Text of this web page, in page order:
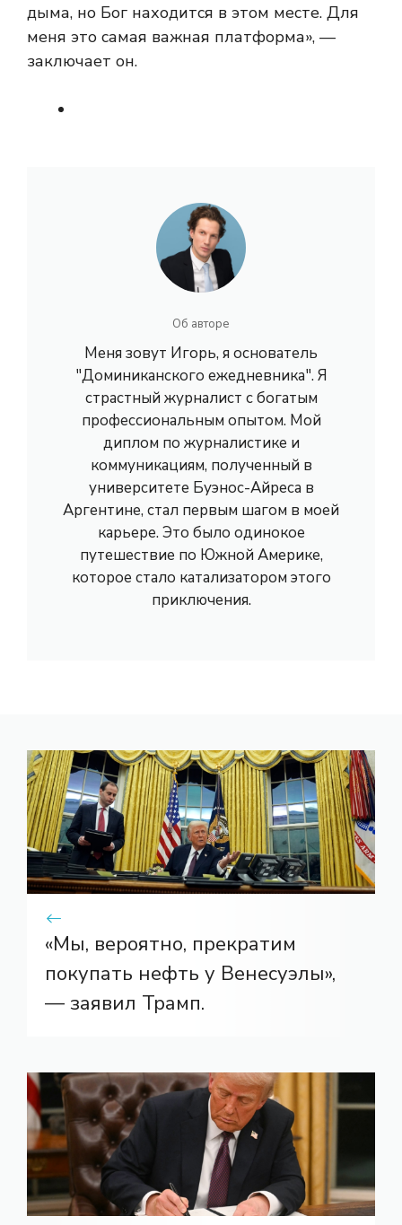
дыма, но Бог находится в этом месте. Для
меня это самая важная платформа», —
заключает он.
Об авторе
Меня зовут Игорь, я основатель
"Доминиканского ежедневника". Я
страстный журналист с богатым
профессиональным опытом. Мой
диплом по журналистике и
коммуникациям, полученный в
университете Буэнос-Айреса в
Аргентине, стал первым шагом в моей
карьере. Это было одинокое
путешествие по Южной Америке,
которое стало катализатором этого
приключения.
«Мы, вероятно, прекратим
покупать нефть у Венесуэлы»,
— заявил Трамп.